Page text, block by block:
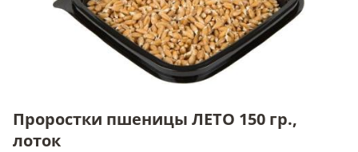
Проростки пшеницы ЛЕТО 150 гр.,
лоток